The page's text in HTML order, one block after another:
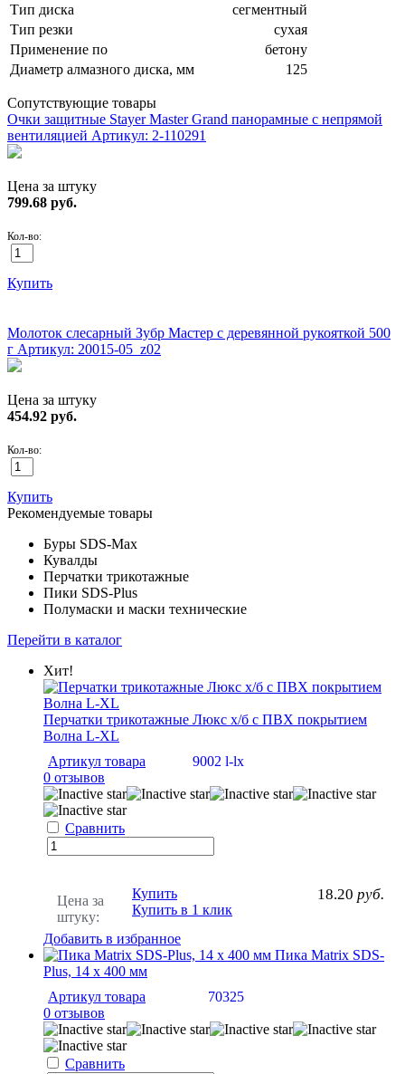
Тип диска
сегментный
Тип резки
сухая
Применение по
бетону
Диаметр алмазного диска, мм
125
Сопутствующие товары
Очки защитные Stayer Master Grand панорамные с непрямой
вентиляцией Артикул: 2-110291
Цена за штуку
799.68 руб.
Кол-во:
Купить
Молоток слесарный Зубр Мастер с деревянной рукояткой 500
г Артикул: 20015-05_z02
Цена за штуку
454.92 руб.
Кол-во:
Купить
Рекомендуемые товары
Буры SDS-Max
Кувалды
Перчатки трикотажные
Пики SDS-Plus
Полумаски и маски технические
Перейти в каталог
Хит!
Перчатки трикотажные Люкс х/б с ПВХ покрытием
Волна L-XL
Артикул товара
9002 l-lx
0 отзывов
Сравнить
Цена за
штуку:
18.20 руб.
Купить
Купить в 1 клик
Добавить в избранное
Пика Matrix SDS-
Plus, 14 х 400 мм
Артикул товара
70325
0 отзывов
Сравнить